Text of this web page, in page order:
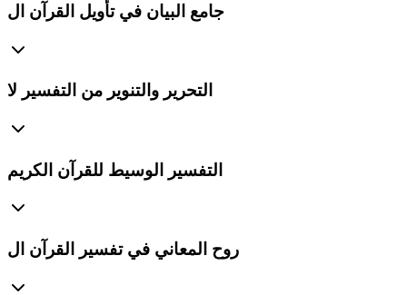
جامع البيان في تأويل القرآن ال
التحرير والتنوير من التفسير لا
التفسير الوسيط للقرآن الكريم
روح المعاني في تفسير القرآن ال